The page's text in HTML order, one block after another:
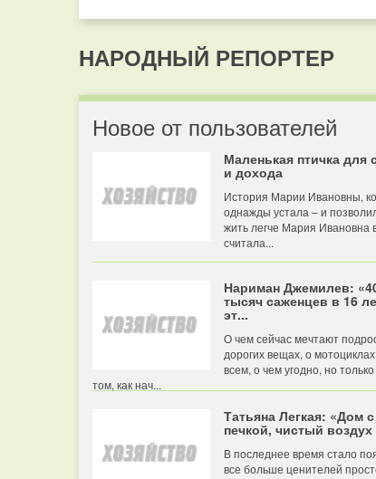
НАРОДНЫЙ РЕПОРТЕР
Новое от пользователей
Маленькая птичка для
и дохода
История Марии Ивановны,
однажды устала – и
жить легче Мария Ивановна
считала...
Нариман Джемилев:
тысяч саженцев в 16
эт...
О чем сейчас мечтают
дорогих вещах, о
всем, о чем угодно, но
том, как нач...
Татьяна Легкая: «Дом с
печкой, чистый воздух
В последнее время стало
все больше ценителей